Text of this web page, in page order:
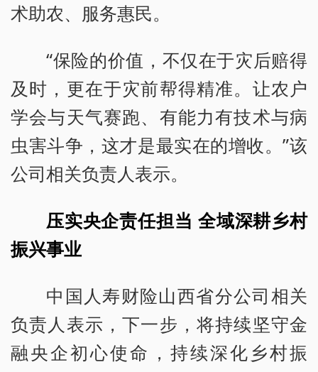
术助农、服务惠民。
“保险的价值，不仅在于灾后赔得
及时，更在于灾前帮得精准。让农户
学会与天气赛跑、有能力有技术与病
虫害斗争，这才是最实在的增收。”该
公司相关负责人表示。
压实央企责任担当 全域深耕乡村
振兴事业
中国人寿财险山西省分公司相关
负责人表示，下一步，将持续坚守金
融央企初心使命，持续深化乡村振